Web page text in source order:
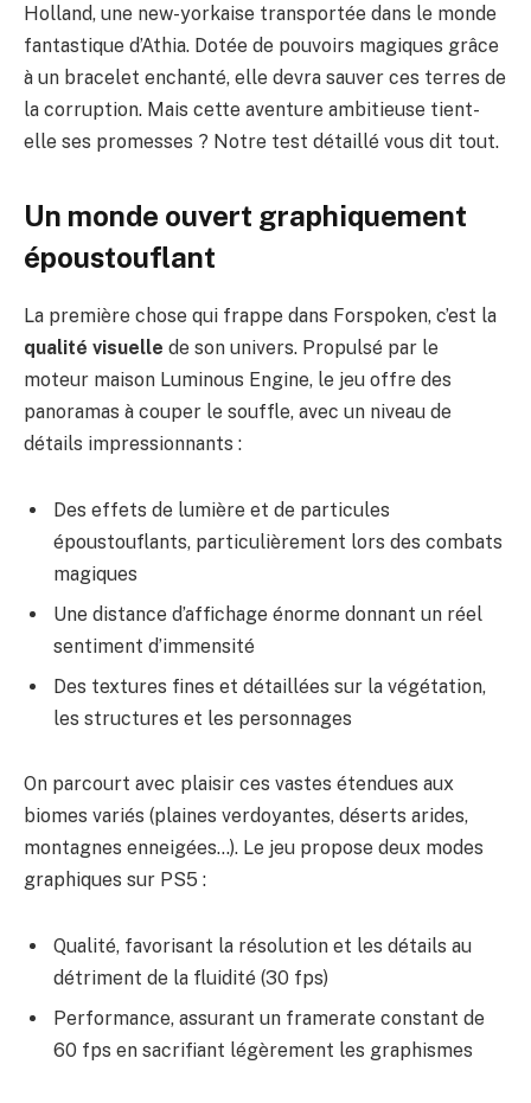
Holland, une new-yorkaise transportée dans le monde
fantastique d’Athia. Dotée de pouvoirs magiques grâce
à un bracelet enchanté, elle devra sauver ces terres de
la corruption. Mais cette aventure ambitieuse tient-
elle ses promesses ? Notre test détaillé vous dit tout.
Un monde ouvert graphiquement
époustouflant
La première chose qui frappe dans Forspoken, c’est la
qualité visuelle de son univers. Propulsé par le
moteur maison Luminous Engine, le jeu offre des
panoramas à couper le souffle, avec un niveau de
détails impressionnants :
Des effets de lumière et de particules
époustouflants, particulièrement lors des combats
magiques
Une distance d’affichage énorme donnant un réel
sentiment d’immensité
Des textures fines et détaillées sur la végétation,
les structures et les personnages
On parcourt avec plaisir ces vastes étendues aux
biomes variés (plaines verdoyantes, déserts arides,
montagnes enneigées…). Le jeu propose deux modes
graphiques sur PS5 :
Qualité, favorisant la résolution et les détails au
détriment de la fluidité (30 fps)
Performance, assurant un framerate constant de
60 fps en sacrifiant légèrement les graphismes